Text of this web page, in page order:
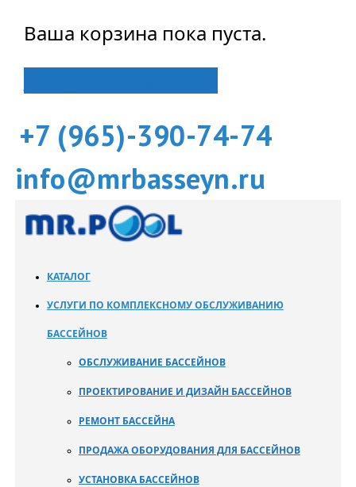
Ваша корзина пока пуста.
+7 (965)-390-74-74
info@mrbasseyn.ru
КАТАЛОГ
УСЛУГИ ПО КОМПЛЕКСНОМУ ОБСЛУЖИВАНИЮ
БАССЕЙНОВ
ОБСЛУЖИВАНИЕ БАССЕЙНОВ
ПРОЕКТИРОВАНИЕ И ДИЗАЙН БАССЕЙНОВ
РЕМОНТ БАССЕЙНА
ПРОДАЖА ОБОРУДОВАНИЯ ДЛЯ БАССЕЙНОВ
УСТАНОВКА БАССЕЙНОВ